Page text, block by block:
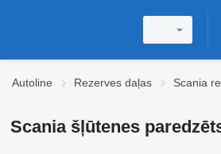
Autoline Rezerves daļas Scania
Scania šļūtenes